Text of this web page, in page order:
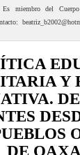
Es miembro del
Y
DE